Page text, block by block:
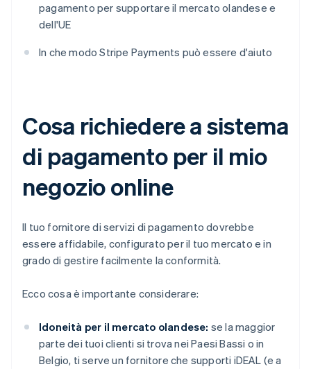
pagamento per supportare il mercato olandese e
dell'UE
In che modo Stripe Payments può essere d'aiuto
Cosa richiedere a sistema
di pagamento per il mio
negozio online
Il tuo fornitore di servizi di pagamento dovrebbe
essere affidabile, configurato per il tuo mercato e in
grado di gestire facilmente la conformità.
Ecco cosa è importante considerare:
Idoneità per il mercato olandese: se la maggior
parte dei tuoi clienti si trova nei Paesi Bassi o in
Belgio, ti serve un fornitore che supporti iDEAL (e a